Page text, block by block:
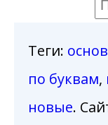
Теги:
по буквам,
новые.